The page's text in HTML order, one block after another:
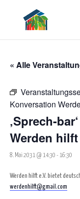
« Alle
Konversation
‚Sprech-
Werden hilft
8. Mai 2031 @ 14:30 - 16:30
Werden hilft e.V. bietet
werdenhilft@gmail.com